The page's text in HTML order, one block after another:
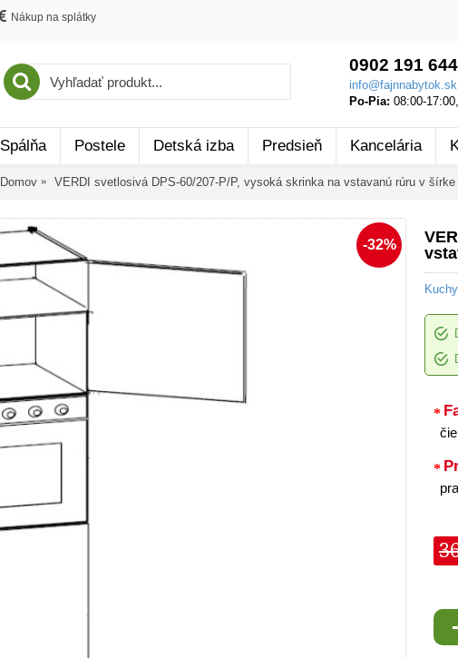
Nákup na splátky
0902 191 644
info@fajnnabytok.sk
Po-Pia: 08:00-17:00,
Spálňa Postele Detská izba Predsieň Kancelária
Domov VERDI svetlosivá DPS-60/207-P/P, vysoká skrinka na vstavanú rúru v
-32%
-